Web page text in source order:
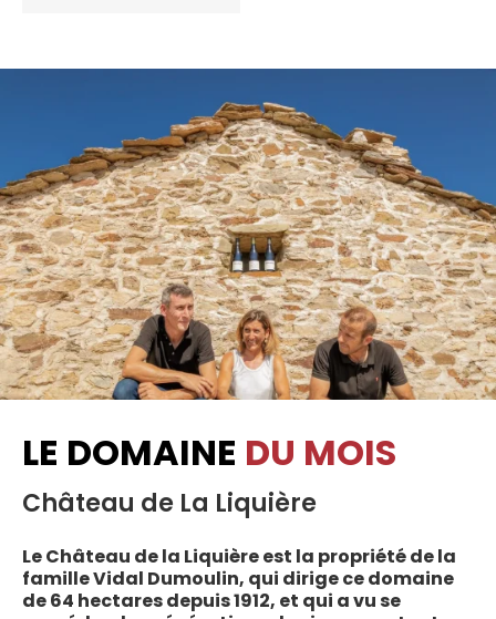
LE DOMAINE DU MOIS
Château de La Liquière
Le Château de la Liquière est la propriété de la
famille Vidal Dumoulin, qui dirige ce domaine
de 64 hectares depuis 1912, et qui a vu se